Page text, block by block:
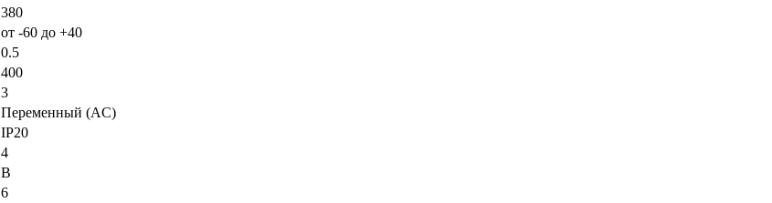
380
от -60 до +40
0.5
400
3
Переменный (AC)
IP20
4
B
6